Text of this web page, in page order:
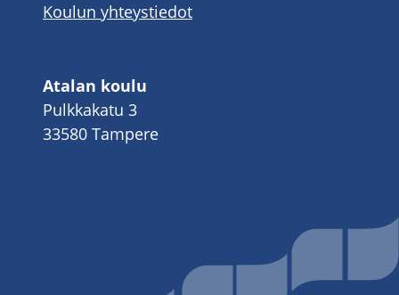
Koulun yhteystiedot
Atalan koulu
Pulkkakatu 3
33580 Tampere